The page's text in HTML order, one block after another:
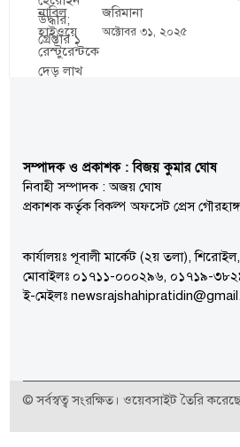
জরিমানা
অক্টোবর ৩১, ২০২৫
সম্পাদক ও প্রকাশক : বিজয় কুমার ঘোষ
নিবাহী সম্পাদক : অজয় ঘোষ
প্রকাশক কর্তৃক বিকল্প অফসেট প্রেস
কার্যালয়ঃ পূবালী মার্কেট (২য় তলা),
মোবাইলঃ ০১৭১১-০০০২৯৬, ০১৭১৯-
ই-মেইলঃ
© সর্বস্বত্ব সংরক্ষিত। ওয়েবসাইট তৈরি